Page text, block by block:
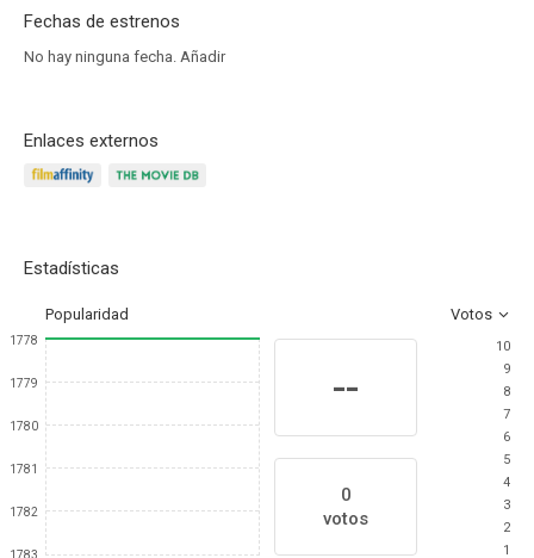
Fechas de estrenos
No hay ninguna fecha. Añadir
Enlaces externos
Estadísticas
Popularidad Votos
1778
1779
1780
1781
1782
1783
--
0
votos
10
9
8
7
6
5
4
3
2
1